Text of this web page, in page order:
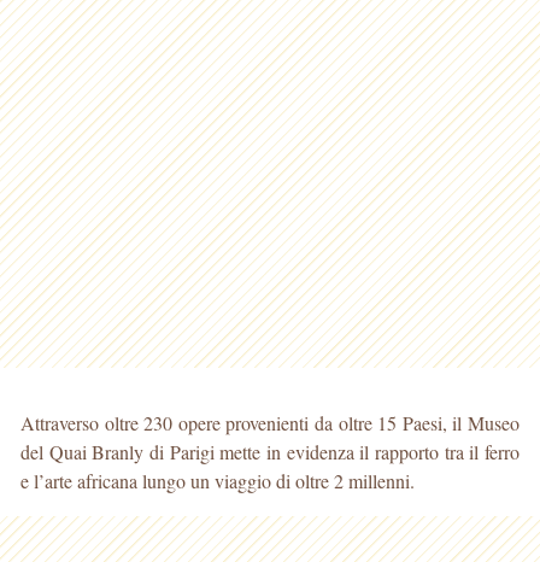
Attraverso oltre 230 opere provenienti da oltre 15 Paesi, il Museo
del Quai Branly di Parigi mette in evidenza il rapporto tra il ferro
e l’arte africana lungo un viaggio di oltre 2 millenni.